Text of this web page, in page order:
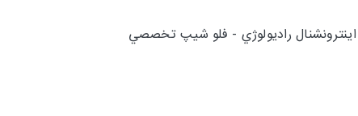
راديولوژي - فلو شيپ تخصصي